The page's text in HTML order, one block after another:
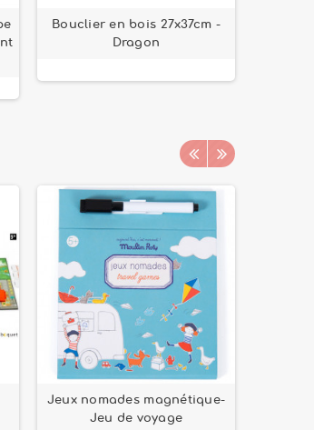
Bouclier en bois 27x37cm -
Dragon
Jeux nomades magnétique-
Jeu de voyage